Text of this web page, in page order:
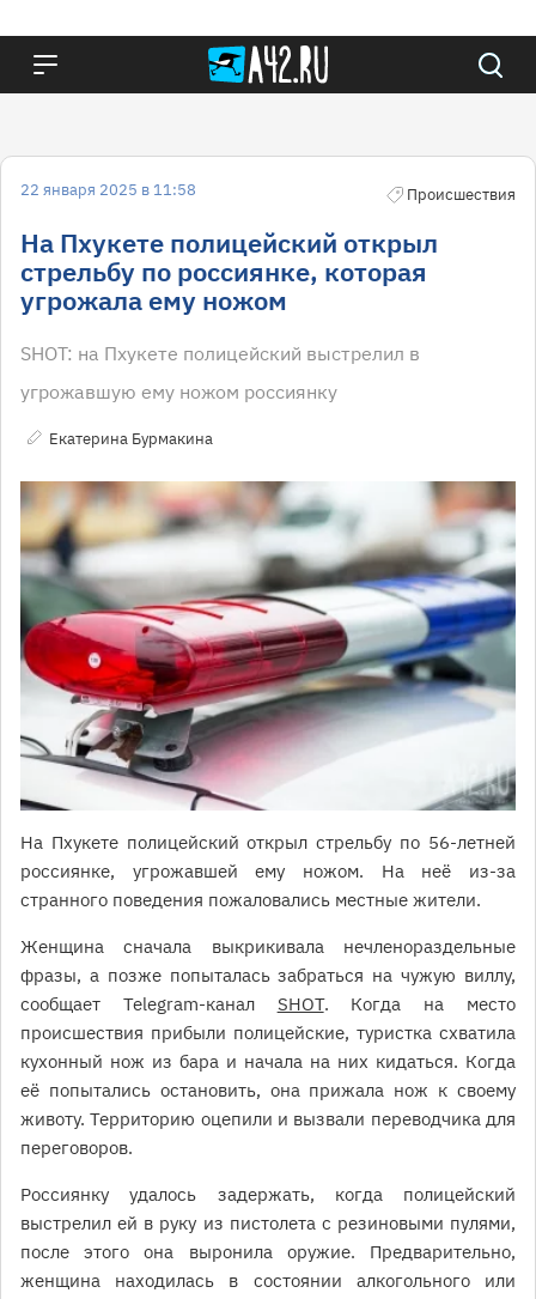
22 января 2025 в 11:58 Происшествия
На Пхукете полицейский открыл
стрельбу по россиянке, которая
угрожала ему ножом
SHOT: на Пхукете полицейский выстрелил в
угрожавшую ему ножом россиянку
Екатерина Бурмакина
На Пхукете полицейский открыл стрельбу по 56-летней
россиянке, угрожавшей ему ножом. На неё из-за
странного поведения пожаловались местные жители.
Женщина сначала выкрикивала нечленораздельные
фразы, а позже попыталась забраться на чужую виллу,
сообщает Telegram-канал SHOT. Когда на место
происшествия прибыли полицейские, туристка схватила
кухонный нож из бара и начала на них кидаться. Когда
её попытались остановить, она прижала нож к своему
животу. Территорию оцепили и вызвали переводчика для
переговоров.
Россиянку удалось задержать, когда полицейский
выстрелил ей в руку из пистолета с резиновыми пулями,
после этого она выронила оружие. Предварительно,
женщина находилась в состоянии алкогольного или